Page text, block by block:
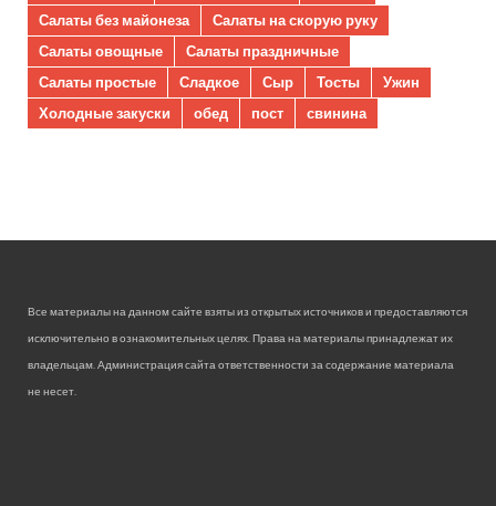
Салаты без майонеза
Салаты на скорую руку
Салаты овощные
Салаты праздничные
Салаты простые
Сладкое Сыр Тосты
Ужин
Холодные закуски
обед пост свинина
Все материалы на данном сайте взяты из открытых источников и предоставляются
исключительно в ознакомительных целях. Права на материалы принадлежат их
владельцам. Администрация сайта ответственности за содержание материала
не несет.